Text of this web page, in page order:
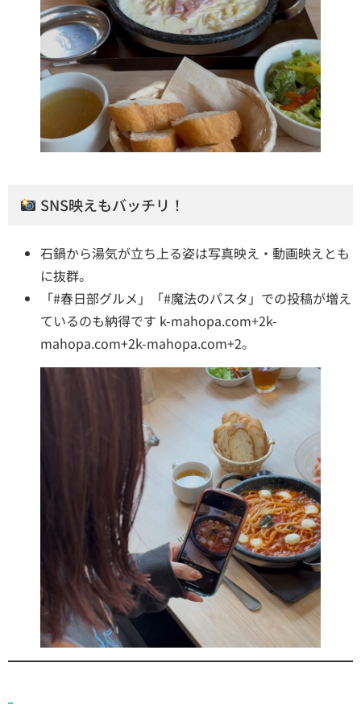
SNS映えもバッチリ！
石鍋から湯気が立ち上る姿は写真映え・動画映えとも
に抜群。
「#春日部グルメ」「#魔法のパスタ」での投稿が増え
ているのも納得です k-mahopa.com+2k-
mahopa.com+2k-mahopa.com+2。